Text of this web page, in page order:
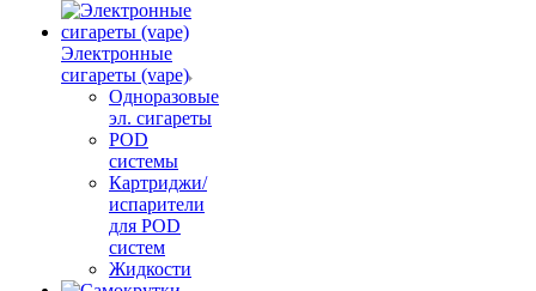
Электронные
сигареты (vape)
Одноразовые
эл. сигареты
POD
системы
Картриджи/
испарители
для POD
систем
Жидкости